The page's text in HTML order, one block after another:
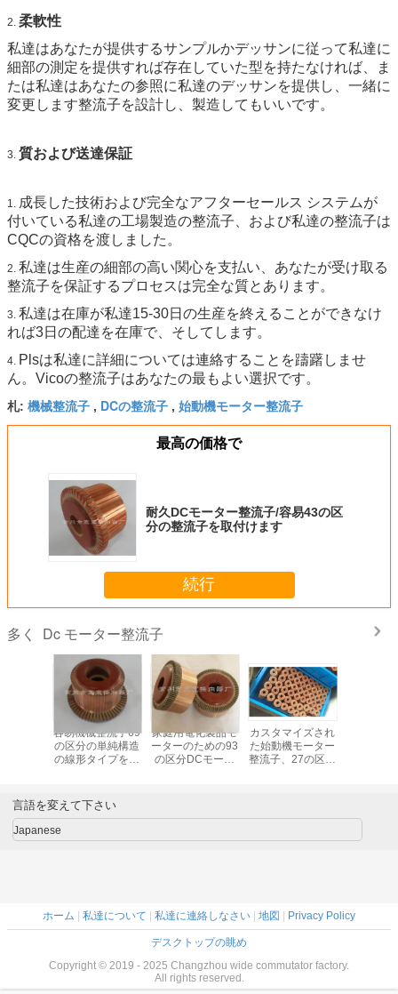
2. 柔軟性
私達はあなたが提供するサンプルかデッサンに従って私達に
細部の測定を提供すれば存在していた型を持たなければ、ま
たは私達はあなたの参照に私達のデッサンを提供し、一緒に
変更します整流子を設計し、製造してもいいです。
3. 質および送達保証
1. 成長した技術および完全なアフターセールス システムが
付いている私達の工場製造の整流子、および私達の整流子は
CQCの資格を渡しました。
2. 私達は生産の細部の高い関心を支払い、あなたが受け取る
整流子を保証するプロセスは完全な質とあります。
3. 私達は在庫が私達15-30日の生産を終えることができなけ
れば3日の配達を在庫で、そしてします。
4. Plsは私達に詳細については連絡することを躊躇しませ
ん。Vicoの整流子はあなたの最もよい選択です。
札: 機械整流子 , DCの整流子 , 始動機モーター整流子
最高の価格で
耐久DCモーター整流子/容易43の区
分の整流子を取付けます
続行
多く Dc モーター整流子
容易機械整流子69
の区分の単純構造
の線形タイプを取
家庭用電化製品モ
ーターのための93
の区分DCモータ
カスタマイズされ
た始動機モーター
整流子、27の区分
言語を変えて下さい
Japanese
ホーム | 私達について | 私達に連絡しなさい | 地図 | Privacy Policy
デスクトップの眺め
Copyright © 2019 - 2025 Changzhou wide commutator factory.
All rights reserved.